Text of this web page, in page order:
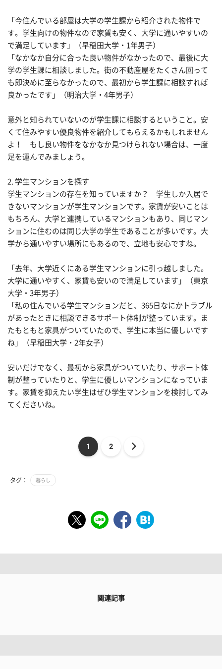
「今住んでいる部屋は大学の学生課から紹介された物件で
す。学生向けの物件なので家賃も安く、大学に通いやすいの
で満足しています」（早稲田大学・1年男子）
「なかなか自分に合った良い物件がなかったので、最後に大
学の学生課に相談しました。街の不動産屋をたくさん回って
も即決めに至らなかったので、最初から学生課に相談すれば
良かったです」（明治大学・4年男子）
意外と知られていないのが学生課に相談するということ。安
くて住みやすい優良物件を紹介してもらえるかもしれません
よ！ もし良い物件をなかなか見つけられない場合は、一度
足を運んでみましょう。
2. 学生マンションを探す
学生マンションの存在を知っていますか？ 学生しか入居で
きないマンションが学生マンションです。家賃が安いことは
もちろん、大学と連携しているマンションもあり、同じマン
ションに住むのは同じ大学の学生であることが多いです。大
学から通いやすい場所にもあるので、立地も安心ですね。
「去年、大学近くにある学生マンションに引っ越しました。
大学に通いやすく、家賃も安いので満足しています」（東京
大学・3年男子）
「私の住んでいる学生マンションだと、365日なにかトラブル
があったときに相談できるサポート体制が整っています。ま
たもともと家具がついていたので、学生に本当に優しいです
ね」（早稲田大学・2年女子）
安いだけでなく、最初から家具がついていたり、サポート体
制が整っていたりと、学生に優しいマンションになっていま
す。家賃を抑えたい学生はぜひ学生マンションを検討してみ
てくださいね。
1 2
タグ： 暮らし
関連記事